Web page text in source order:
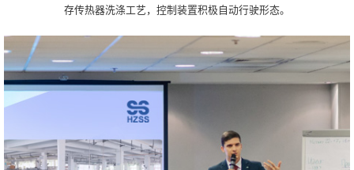
存传热器洗涤工艺，控制装置积极自动行驶形态。